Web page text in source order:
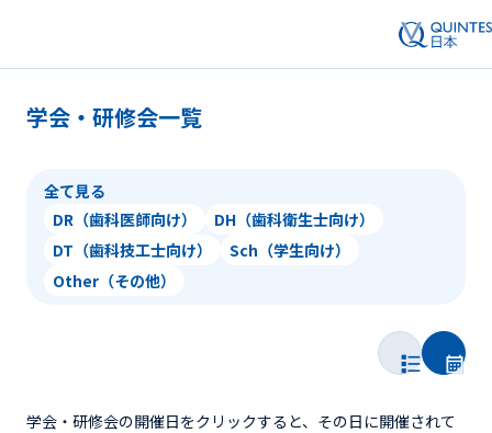
学会・研修会一覧
全て見る
DR（歯科医師向け）
DH（歯科衛生士向け）
DT（歯科技工士向け）
Sch（学生向け）
Other（その他）
学会・研修会の開催日をクリックすると、その日に開催されて